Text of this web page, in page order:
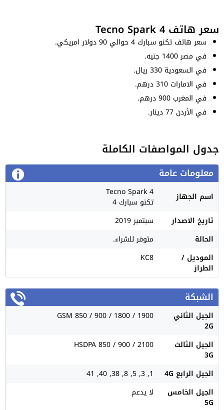
سعر هاتف Tecno Spark 4
سعر هاتف تكنو سبارك 4 حوالي 90 دولار امريكي.
في مصر 1400 جنيه.
في السعودية 330 ريال.
في الامارات 310 درهم.
في المغرب 900 درهم.
في الأردن 77 دينار.
جدول المواصفات الكاملة
معلومات عامة
اسم الجهاز Tecno Spark 4
تكنو سبارك 4
تاريخ الاصدار
سبتمبر 2019
الحالة
متوفر للشراء.
الموديل /
الطراز
KC8
الشبكة
الجيل الثاني
2G
GSM 850 / 900 / 1800 / 1900
الجيل الثالث
3G
HSDPA 850 / 900 / 2100
الجيل الرابع 4G
1, 3, 5, 8, 38, 40, 41
الجيل الخامس
5G
لا يدعم